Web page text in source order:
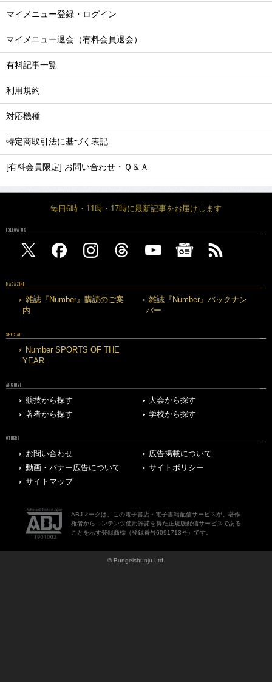
マイメニュー登録・ログイン
マイメニュー退会（有料会員退会）
有料記事一覧
利用規約
対応機種
特定商取引法に基づく表記
[有料会員限定] お問い合わせ・Ｑ＆Ａ
毎日6時・11時・17時に最新記事をお届けします
FOLLOW US
MAGAZINE
雑誌『Number』購読のご案
内
雑誌『Number』バックナン
バー
SPECIAL
Number SPORTS OF THE
YEAR
ARCHIVE
競技から探す
大会から探す
著者から探す
学校から探す
OTHERS
お問い合わせ
広告掲載について
動画・バナー広告について
サイトポリシー
サイトマップ
ABJマークは、この電子書店・電子書籍配信サービスが、著作
権者からコンテンツ使用許諾を得た正規版配信サービスである
ことを示す登録商標（登録番号6091713号）です。
© Bungeishunju Ltd.